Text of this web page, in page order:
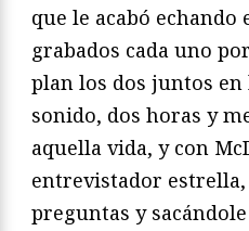
que le acabó echando
grabados cada uno
plan los dos juntos
sonido, dos horas y
aquella vida, y con
entrevistador
preguntas y